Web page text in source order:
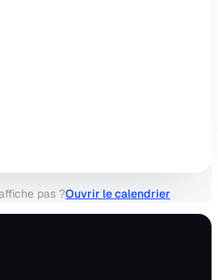
pas ?Ouvrir le calendrier